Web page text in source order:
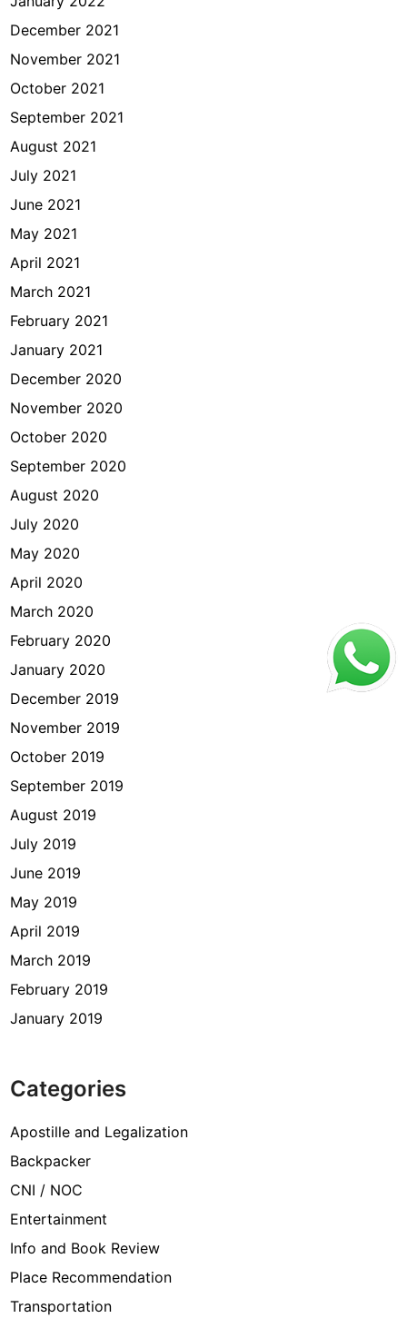
December 2021
November 2021
October 2021
September 2021
August 2021
July 2021
June 2021
May 2021
April 2021
March 2021
February 2021
January 2021
December 2020
November 2020
October 2020
September 2020
August 2020
July 2020
May 2020
April 2020
March 2020
February 2020
January 2020
December 2019
November 2019
October 2019
September 2019
August 2019
July 2019
June 2019
May 2019
April 2019
March 2019
February 2019
January 2019
Categories
Apostille and Legalization
Backpacker
CNI / NOC
Entertainment
Info and Book Review
Place Recommendation
Transportation